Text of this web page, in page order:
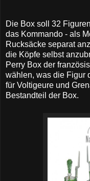
Die Box soll 32
das Kommando - als
Rucksäcke separat
die Köpfe selbst
Perry Box der
wählen, was die Figur
für Voltigeure und
Bestandteil der Box.